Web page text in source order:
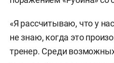
«Я рассчитываю, что у
не знаю, когда это
тренер. Среди